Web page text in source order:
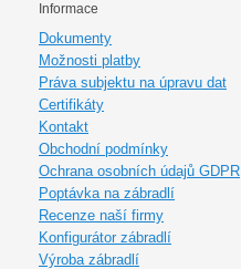
Informace
Dokumenty
Možnosti platby
Práva subjektu na úpravu dat
Certifikáty
Kontakt
Obchodní podmínky
Ochrana osobních údajů GDPR
Poptávka na zábradlí
Recenze naší firmy
Konfigurátor zábradlí
Výroba zábradlí